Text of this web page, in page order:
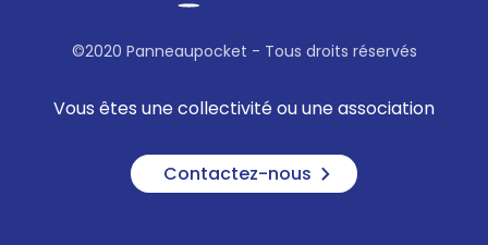
©2020 Panneaupocket - Tous droits réservés
Vous êtes une collectivité ou une association
Contactez-nous